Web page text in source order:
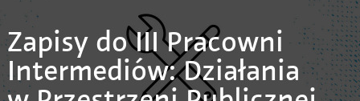
Zapisy do III Pracowni
Intermediów: Działania